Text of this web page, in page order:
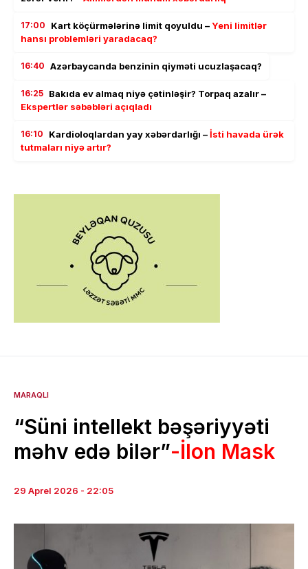
17:00 Kart köçürmələrinə limit qoyuldu –Yeni limitlər
hansı problemləri yaradacaq?
16:40 Azərbaycanda benzinin qiyməti ucuzlaşacaq?
16:25 Bakıda ev almaq niyə çətinləşir? Torpaq azalır –
Ekspertlər səbəbləri açıqladı
16:10 Kardioloqlardan yay xəbərdarlığı –İsti havada ürək
tutmaları niyə artır?
MARAQLI
“Süni intellekt bəşəriyyəti
məhv edə bilər”-İlon Mask
29 Aprel 2026 - 22:05